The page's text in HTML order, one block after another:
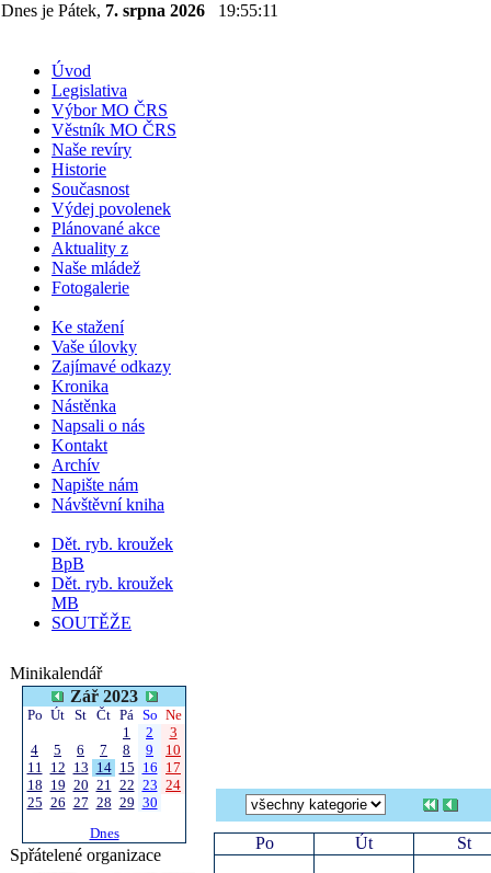
Dnes je Pátek, 7. srpna 2026 19:55:12
Úvod
Legislativa
Výbor MO ČRS
Věstník MO ČRS
Naše revíry
Historie
Současnost
Výdej povolenek
Plánované akce
Aktuality z
Naše mládež
Fotogalerie
Ke stažení
Vaše úlovky
Zajímavé odkazy
Kronika
Nástěnka
Napsali o nás
Kontakt
Archív
Napište nám
Návštěvní kniha
Dět. ryb. kroužek
BpB
Dět. ryb. kroužek
MB
SOUTĚŽE
Minikalendář
Zář 2023
Po Út St Čt Pá So Ne
1
2
3
4
5 6 7 8 9
10
11 12 13 14 15 16 17
18 19 20 21 22 23 24
25 26 27 28 29 30
Dnes
Spřátelené organizace
Po Út St